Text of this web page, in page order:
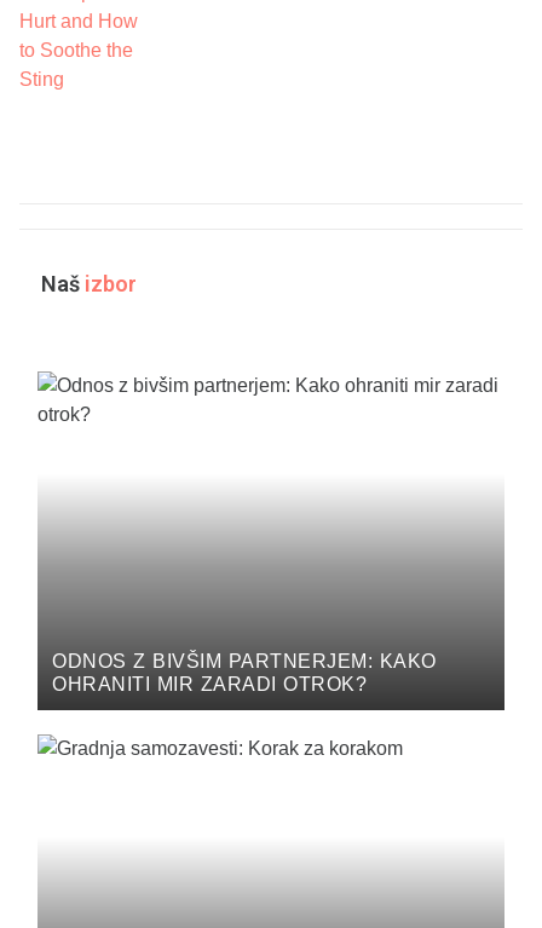
Naš izbor
ODNOS Z BIVŠIM PARTNERJEM: KAKO
OHRANITI MIR ZARADI OTROK?